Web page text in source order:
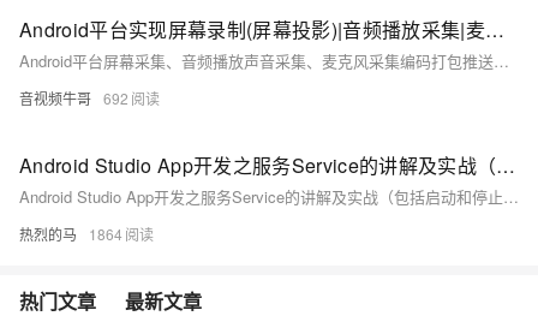
Android平台实现屏幕录制(屏幕投影)|音频播放采集|麦克风采集并推送RTMP或轻量级RTSP服务
Android平台屏幕采集、音频播放声音采集、麦克风采集编码打包推送到RTMP和轻量级RTSP服务的相关技术实现，做成高稳定低延迟的同屏系统，还需要有配套好的RTMP、RTSP直播播放器
音视频牛哥 692
Android Studio App开发之服务Service的讲解及实战（包括启动和停止，绑定与解绑，推送服务到前台实现音乐播放器，附源码）
Android Studio App开发之服务Service的讲解及实战（包括启动和停止，绑定与解绑，推送服务到前台实现音乐播放器，附源码）
热烈的马 1864
热门文章 最新文章